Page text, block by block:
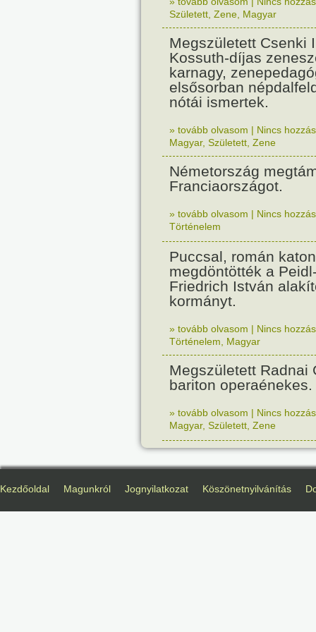
Született Zene Magyar
Megszületett Csenki
Kossuth-díjas
karnagy,
elsősorban
nótái ismertek.
» tovább olvasom | Nincs
Magyar, Született Zene
Németország
Franciaországot.
» tovább olvasom | Nincs
Történelem
Puccsal, román
megdöntötték a
Friedrich István
kormányt.
» tovább olvasom | Nincs
Történelem
Magyar
Megszületett Radnai
bariton operaénekes.
» tovább olvasom | Nincs
Magyar, Született Zene
Kezdőoldal Magunkról Jognyilatkozat Köszönetnyilvánítás